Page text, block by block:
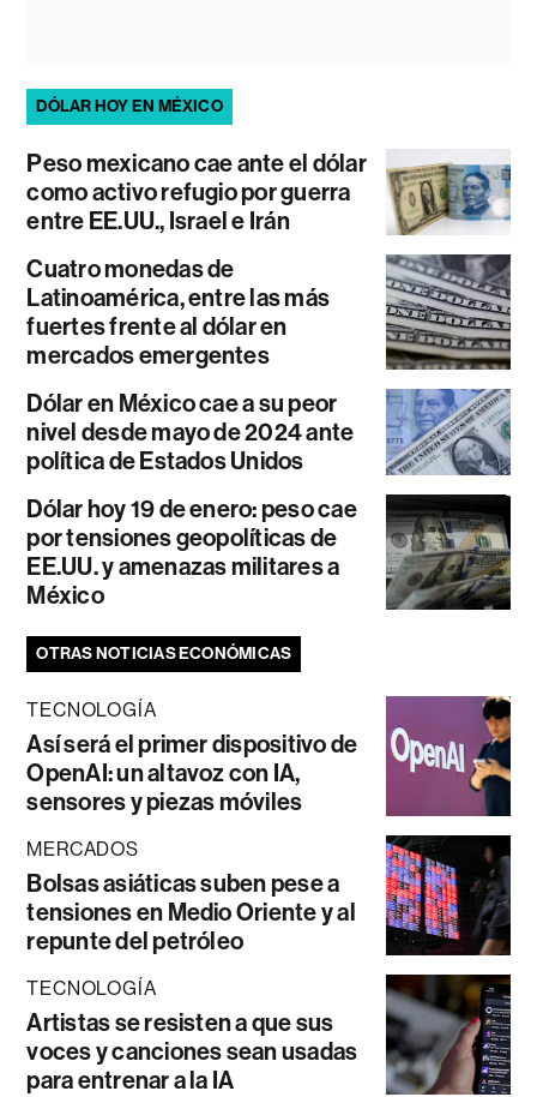
DÓLAR HOY EN MÉXICO
Peso mexicano cae ante el dólar
como activo refugio por guerra
entre EE.UU., Israel e Irán
Cuatro monedas de
Latinoamérica, entre las más
fuertes frente al dólar en
mercados emergentes
Dólar en México cae a su peor
nivel desde mayo de 2024 ante
política de Estados Unidos
Dólar hoy 19 de enero: peso cae
por tensiones geopolíticas de
EE.UU. y amenazas militares a
México
OTRAS NOTICIAS ECONÓMICAS
TECNOLOGÍA
Así será el primer dispositivo de
OpenAI: un altavoz con IA,
sensores y piezas móviles
MERCADOS
Bolsas asiáticas suben pese a
tensiones en Medio Oriente y al
repunte del petróleo
TECNOLOGÍA
Artistas se resisten a que sus
voces y canciones sean usadas
para entrenar a la IA